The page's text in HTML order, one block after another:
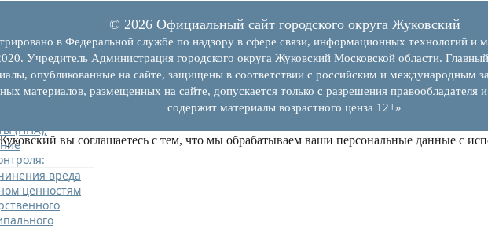
(НПА),
вреда
ценностям
© 2026 Официальный сайт городского округа Жуковский
в Федеральной службе по надзору в сфере связи, информационных технологий и
Учредитель Администрация городского округа Жуковский Московской области.
опубликованные на сайте, защищены в соответствии с российским и международным
материалов, размещенных на сайте, допускается только с разрешения правообладателя
содержит материалы возрастного ценза 12+»
вы соглашаетесь с тем, что мы обрабатываем ваши персональные данные с